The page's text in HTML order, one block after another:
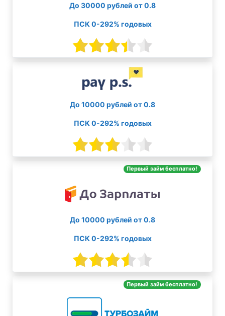
До 30000 рублей от 0.8
ПСК 0-292% годовых
До 10000 рублей от 0.8
ПСК 0-292% годовых
Первый займ бесплатно!
До 10000 рублей от 0.8
ПСК 0-292% годовых
Первый займ бесплатно!